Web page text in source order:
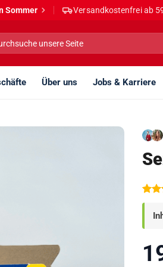
Sommer Versandkostenfrei ab
Über uns Jobs & Karriere
mit5
5,
auf
4